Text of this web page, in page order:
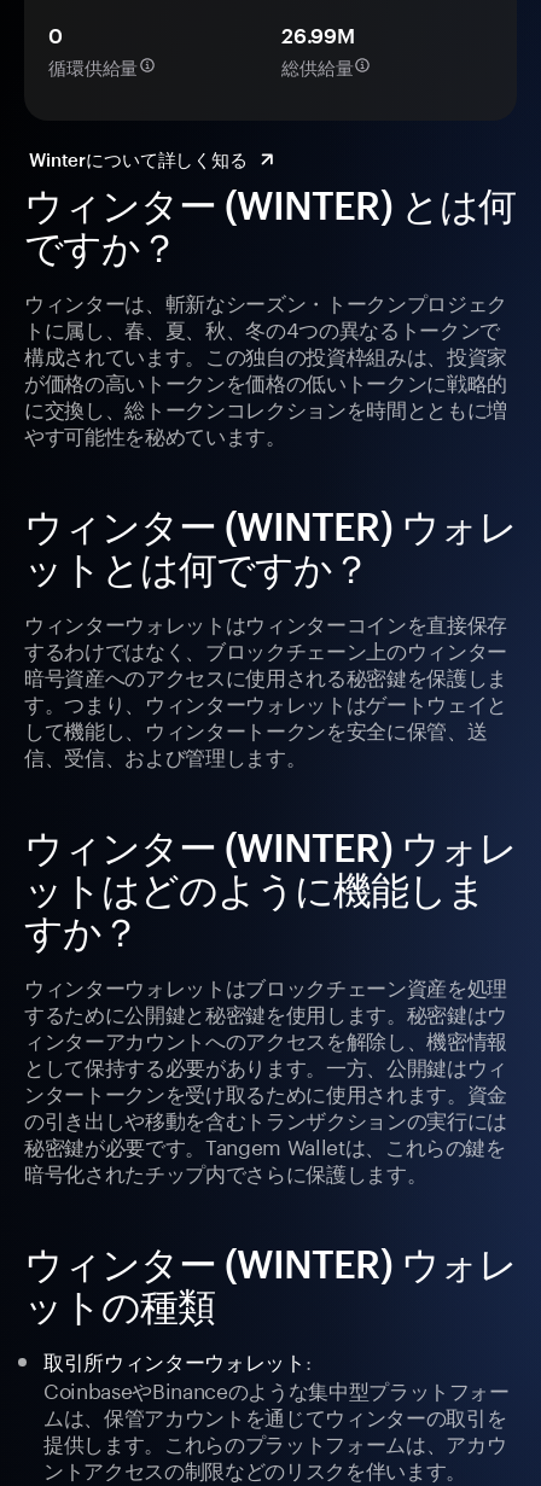
ウィンター (WINTER) とは何
ですか？
ウィンターは、斬新なシーズン・トークンプロジェク
トに属し、春、夏、秋、冬の4つの異なるトークンで
構成されています。この独自の投資枠組みは、投資家
が価格の高いトークンを価格の低いトークンに戦略的
に交換し、総トークンコレクションを時間とともに増
やす可能性を秘めています。
ウィンター (WINTER) ウォレ
ットとは何ですか？
ウィンターウォレットはウィンターコインを直接保存
するわけではなく、ブロックチェーン上のウィンター
暗号資産へのアクセスに使用される秘密鍵を保護しま
す。つまり、ウィンターウォレットはゲートウェイと
して機能し、ウィンタートークンを安全に保管、送
信、受信、および管理します。
ウィンター (WINTER) ウォレ
ットはどのように機能しま
すか？
ウィンターウォレットはブロックチェーン資産を処理
するために公開鍵と秘密鍵を使用します。秘密鍵はウ
ィンターアカウントへのアクセスを解除し、機密情報
として保持する必要があります。一方、公開鍵はウィ
ンタートークンを受け取るために使用されます。資金
の引き出しや移動を含むトランザクションの実行には
秘密鍵が必要です。Tangem Walletは、これらの鍵を
暗号化されたチップ内でさらに保護します。
ウィンター (WINTER) ウォレ
ットの種類
取引所ウィンターウォレット :
CoinbaseやBinanceのような集中型プラットフォー
ムは、保管アカウントを通じてウィンターの取引を
提供します。これらのプラットフォームは、アカウ
ントアクセスの制限などのリスクを伴います。
0
循環供給量
26.99M
総供給量
Winterについて詳しく知る